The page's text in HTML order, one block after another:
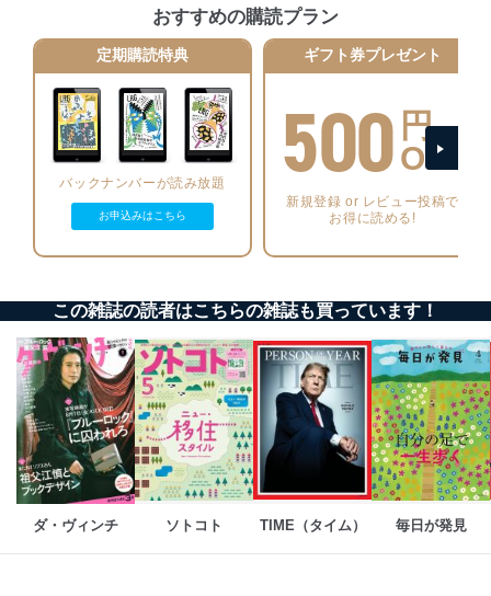
当社は、個人情報の正確性及び安全性を確保するため
に、下記セキュリティ対策をはじめとする安全対策を実
施し、個人情報の漏えい、滅失またはき損の防止及び是
正に努めます。
アクセス制御
個人データを取り扱うことのできる機器及び当該
機器を取り扱う従業者を明確化し、 個人データへ
の不要なアクセスを防止しています。
アクセス者の識別と認証
機器に標準装備されているユーザー制御機能（ユ
ーザーアカウント制御）により、個人情報データ
個人データを取り扱う機器等のオペレーティング
システムを最新の状態に保持しています。
個人データを取り扱う機器等にセキュリティ対策
ソフトウェア等を導入し、自動更新 機能等の活用
により、これを最新状態としています。
情報システムの使用に伴う漏洩等の防止
メール等により個人データの含まれるファイルを
送信する場合に、当該ファイルへのパスワードを
おすすめの購読プラン
定期購読特典
バックナンバーが読み放題
お申込みはこちら
ギフト券プレゼント
500 円
OFF
新規登録 or レビュー投稿で
お得に読める!
この雑誌の読者はこちらの雑誌も買っています！
ダ・ヴィンチ ソトコト TIME（タイム） 毎日が発見